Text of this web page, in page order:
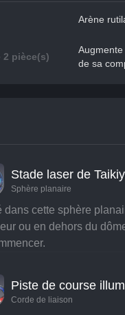
Arène
2 pièce(s)
Augmente
de sa
Stade laser de
Sphère planaire
dans cette sphère
ou en dehors du
Piste de course
Corde de liaison